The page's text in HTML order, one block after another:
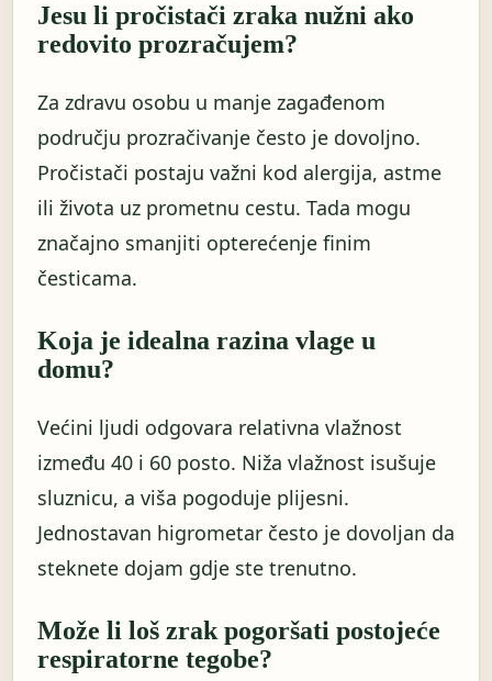
Jesu li pročistači zraka nužni ako
redovito prozračujem?
Za zdravu osobu u manje zagađenom
području prozračivanje često je dovoljno.
Pročistači postaju važni kod alergija, astme
ili života uz prometnu cestu. Tada mogu
značajno smanjiti opterećenje finim
česticama.
Koja je idealna razina vlage u
domu?
Većini ljudi odgovara relativna vlažnost
između 40 i 60 posto. Niža vlažnost isušuje
sluznicu, a viša pogoduje plijesni.
Jednostavan higrometar često je dovoljan da
steknete dojam gdje ste trenutno.
Može li loš zrak pogoršati postojeće
respiratorne tegobe?